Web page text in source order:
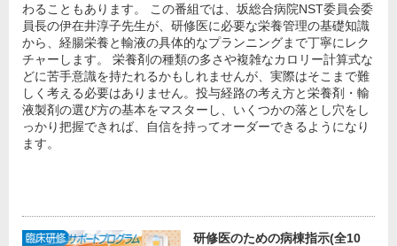
わることもあります。 この番組では、坂総合病院NST委員会委
員長の伊在井淳子先生が、研修医に必要な栄養管理の基礎知識
から、経腸栄養と輸液の具体的なプランニングまで丁寧にレク
チャーします。 栄養剤の種類の多さや複雑なカロリー計算式な
どに苦手意識を持たれるかもしれませんが、実際はそこまで難
しく考える必要はありません。投与経路の考え方と栄養剤・輸
液製剤の選び方の基本をマスターし、いくつかの落とし穴をし
っかり把握できれば、自信を持ってオーダーできるようになり
ます。
研修医のための病棟指示(全10